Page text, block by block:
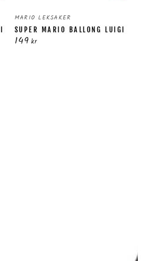
Säljare:
MARIO LEKSAKER
SUPER MARIO BALLONG LUIGI
Ordinarie
149 kr